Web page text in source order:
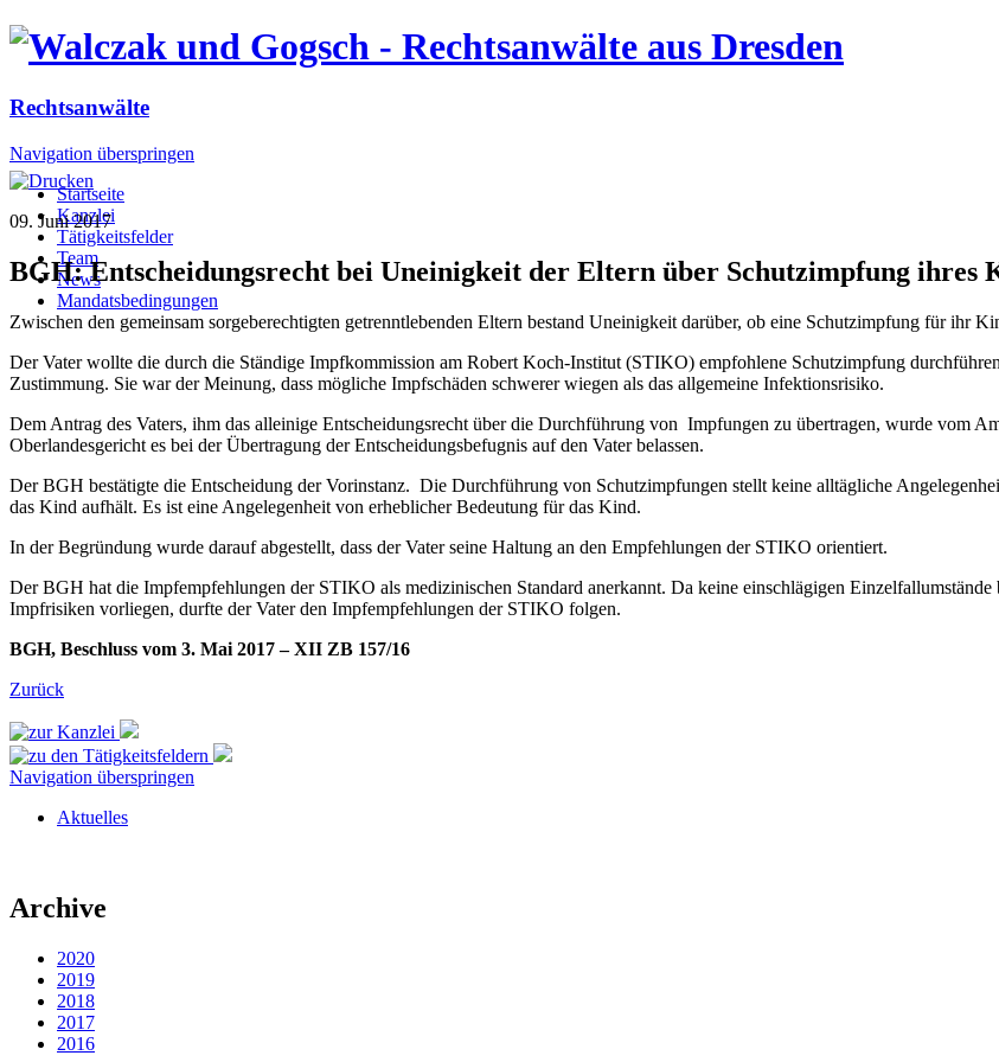
Rechtsanwälte
Navigation überspringen
Startseite
Kanzlei
Tätigkeitsfelder
Team
News
Mandatsbedingungen
09. Juni 2017
BGH: Entscheidungsrecht bei Uneinigkeit der Eltern über Schutzimpfung ihres
Zwischen den gemeinsam sorgeberechtigten getrenntlebenden Eltern bestand Uneinigkeit darüber, ob eine Schutzimpfung für ihr
Der Vater wollte die durch die Ständige Impfkommission am Robert Koch-Institut (STIKO) empfohlene Schutzimpfung
Zustimmung. Sie war der Meinung, dass mögliche Impfschäden schwerer wiegen als das allgemeine Infektionsrisiko.
Dem Antrag des Vaters, ihm das alleinige Entscheidungsrecht über die Durchführung von Impfungen zu übertragen, wurde vom
Oberlandesgericht es bei der Übertragung der Entscheidungsbefugnis auf den Vater belassen.
Der BGH bestätigte die Entscheidung der Vorinstanz. Die Durchführung von Schutzimpfungen stellt keine alltägliche
das Kind aufhält. Es ist eine Angelegenheit von erheblicher Bedeutung für das Kind.
In der Begründung wurde darauf abgestellt, dass der Vater seine Haltung an den Empfehlungen der STIKO orientiert.
Der BGH hat die Impfempfehlungen der STIKO als medizinischen Standard anerkannt. Da keine einschlägigen
Impfrisiken vorliegen, durfte der Vater den Impfempfehlungen der STIKO folgen.
BGH, Beschluss vom 3. Mai 2017 – XII ZB 157/16
Zurück
Navigation überspringen
Aktuelles
Archive
2020
2019
2018
2017
2016